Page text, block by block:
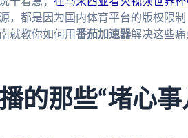
，都是因为国内体育平台的版权限
就教你如何用番茄加速器解决这些
的那些“堵心事